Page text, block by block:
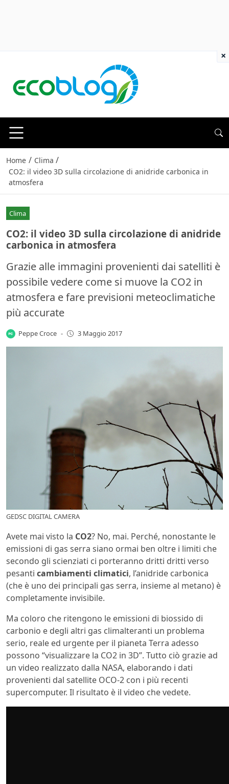
Home / Clima /
CO2: il video 3D sulla circolazione di anidride carbonica in
atmosfera
Clima
CO2: il video 3D sulla circolazione di anidride
carbonica in atmosfera
Grazie alle immagini provenienti dai satelliti è
possibile vedere come si muove la CO2 in
atmosfera e fare previsioni meteoclimatiche
più accurate
Peppe Croce - 3 Maggio 2017
GEDSC DIGITAL CAMERA
Avete mai visto la CO2? No, mai. Perché, nonostante le
emissioni di gas serra siano ormai ben oltre i limiti che
secondo gli scienziati ci porteranno dritti dritti verso
pesanti cambiamenti climatici, l’anidride carbonica
(che è uno dei principali gas serra, insieme al metano) è
completamente invisibile.
Ma coloro che ritengono le emissioni di biossido di
carbonio e degli altri gas climalteranti un problema
serio, reale ed urgente per il pianeta Terra adesso
possono “visualizzare la CO2 in 3D”. Tutto ciò grazie ad
un video realizzato dalla NASA, elaborando i dati
provenienti dal satellite OCO-2 con i più recenti
supercomputer. Il risultato è il video che vedete.
×